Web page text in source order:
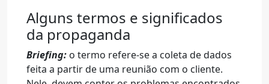
Alguns termos e significados
da propaganda
Briefing: o termo refere-se a coleta de dados
feita a partir de uma reunião com o cliente.